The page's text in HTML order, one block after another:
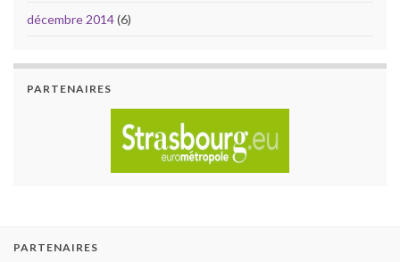
décembre 2014(6)
PARTENAIRES